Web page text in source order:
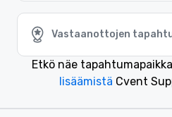
Vastaanottojen
Etkö näe
lisäämistä Cvent